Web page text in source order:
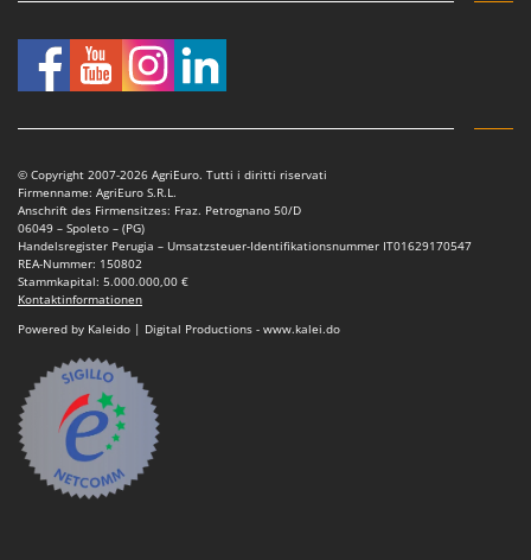
© Copyright 2007-2026 AgriEuro. Tutti i diritti riservati
Firmenname: AgriEuro S.R.L.
Anschrift des Firmensitzes: Fraz. Petrognano 50/D
06049 – Spoleto – (PG)
Handelsregister Perugia – Umsatzsteuer-Identifikationsnummer IT01629170547
REA-Nummer: 150802
Stammkapital: 5.000.000,00 €
Kontaktinformationen
Powered by Kaleido | Digital Productions - www.kalei.do